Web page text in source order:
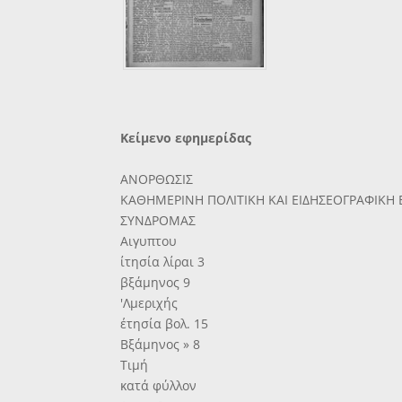
Κείμενο εφημερίδας
ΑΝΟΡΘΩΣΙΣ
ΚΑΘΗΜΕΡΙΝΗ ΠΟΛΙΤΙΚΗ ΚΑΙ ΕΙΔΗΣΕΟΓΡΑΦΙΚΗ
ΣΥΝΔΡΟΜΑΣ
Αιγυπτου
ίτησία λίραι 3
βξάμηνος 9
'Λμεριχής
έτησία βολ. 15
Βξάμηνος » 8
Τιμή
κατά φύλλον